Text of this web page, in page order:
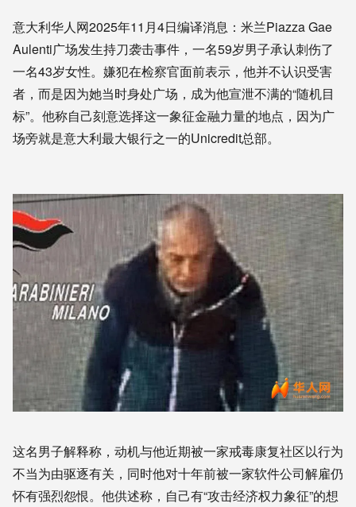
意大利华人网2025年11月4日编译消息：米兰Piazza Gae
Aulenti广场发生持刀袭击事件，一名59岁男子承认刺伤了
一名43岁女性。嫌犯在检察官面前表示，他并不认识受害
者，而是因为她当时身处广场，成为他宣泄不满的“随机目
标”。他称自己刻意选择这一象征金融力量的地点，因为广
场旁就是意大利最大银行之一的Unicredit总部。
这名男子解释称，动机与他近期被一家戒毒康复社区以行为
不当为由驱逐有关，同时他对十年前被一家软件公司解雇仍
怀有强烈怨恨。他供述称，自己有“攻击经济权力象征”的想